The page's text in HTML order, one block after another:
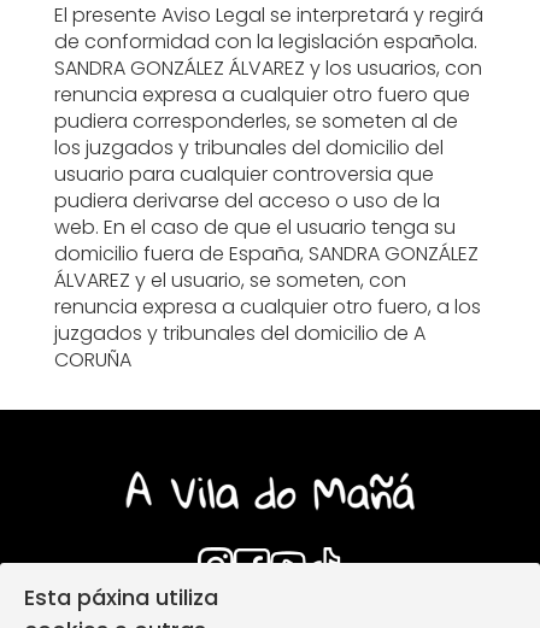
El presente Aviso Legal se interpretará y regirá
de conformidad con la legislación española.
SANDRA GONZÁLEZ ÁLVAREZ y los usuarios, con
renuncia expresa a cualquier otro fuero que
pudiera corresponderles, se someten al de
los juzgados y tribunales del domicilio del
usuario para cualquier controversia que
pudiera derivarse del acceso o uso de la
web. En el caso de que el usuario tenga su
domicilio fuera de España, SANDRA GONZÁLEZ
ÁLVAREZ y el usuario, se someten, con
renuncia expresa a cualquier otro fuero, a los
juzgados y tribunales del domicilio de A
CORUÑA
Esta páxina utiliza